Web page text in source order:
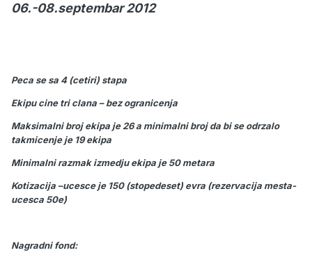
06.-08.septembar 2012
Peca se sa 4 (cetiri) stapa
Ekipu cine tri clana – bez ogranicenja
Maksimalni broj ekipa je 26 a minimalni broj da bi se odrzalo
takmicenje je 19 ekipa
Minimalni razmak izmedju ekipa je 50 metara
Kotizacija –ucesce je 150 (stopedeset) evra (rezervacija mesta-
ucesca 50e)
Nagradni fond: